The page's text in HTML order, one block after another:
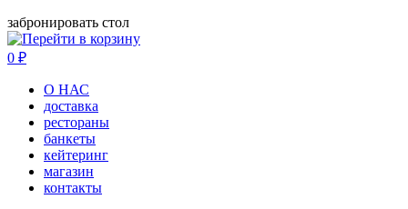
забронировать стол
0 ₽
О НАС
доставка
рестораны
банкеты
кейтеринг
магазин
контакты